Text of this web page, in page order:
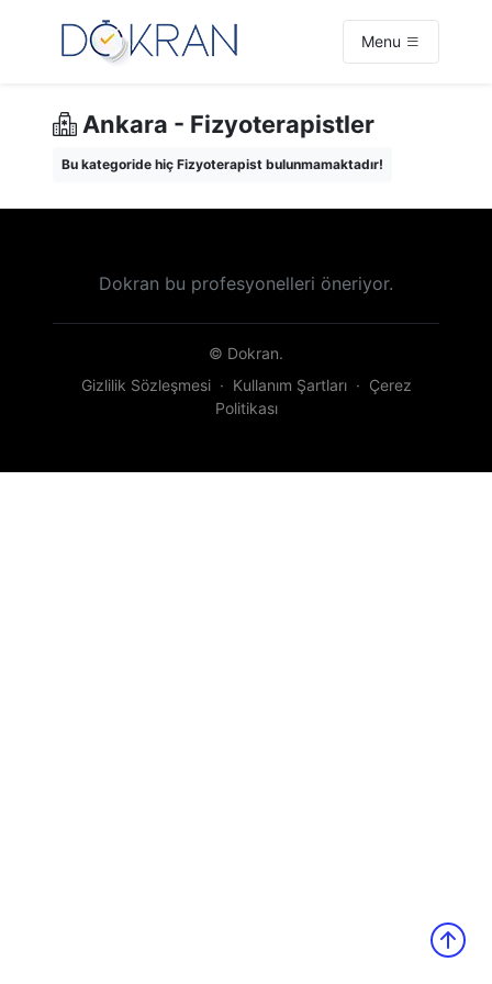
Menu
Ankara - Fizyoterapistler
Bu kategoride hiç Fizyoterapist bulunmamaktadır!
Dokran bu profesyonelleri öneriyor.
© Dokran.
Gizlilik Sözleşmesi · Kullanım Şartları · Çerez
Politikası